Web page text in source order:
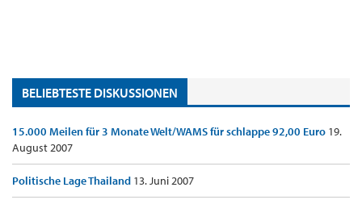
BELIEBTESTE DISKUSSIONEN
15.000 Meilen für 3 Monate Welt/WAMS für schlappe 92,00 Euro 19.
August 2007
Politische Lage Thailand 13. Juni 2007